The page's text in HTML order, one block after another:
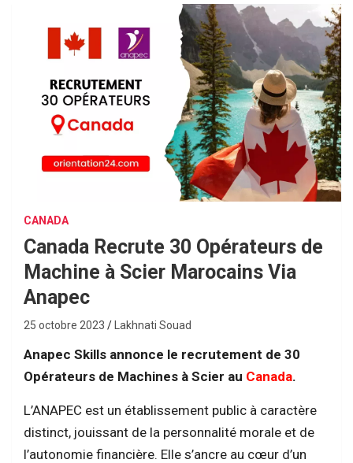
CANADA
Canada Recrute 30 Opérateurs de
Machine à Scier Marocains Via
Anapec
25 octobre 2023 Lakhnati Souad
Anapec Skills annonce le recrutement de 30
Opérateurs de Machines à Scier au Canada.
L’ANAPEC est un établissement public à caractère
distinct, jouissant de la personnalité morale et de
l’autonomie financière. Elle s’ancre au cœur d’un